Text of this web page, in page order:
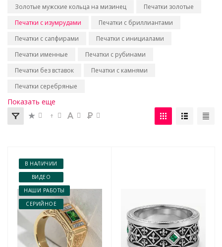
Золотые мужские кольца на мизинец
Печатки золотые
Печатки с изумрудами
Печатки с бриллиантами
Печатки с сапфирами
Печатки с инициалами
Печатки именные
Печатки с рубинами
Печатки без вставок
Печатки с камнями
Печатки серебряные
Показать еще
В НАЛИЧИИ
ВИДЕО
НАШИ РАБОТЫ
СЕРИЙНОЕ